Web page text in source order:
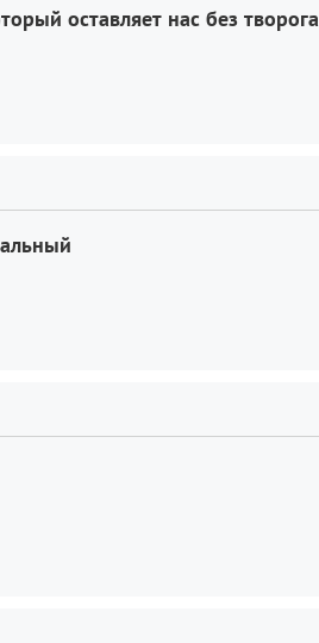
оставляет нас без творога